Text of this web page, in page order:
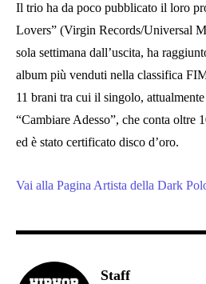
Il trio ha da poco pubblicato il loro
Lovers” (Virgin Records/Universal
sola settimana dall’uscita, ha
album più venduti nella classifica
11 brani tra cui il singolo,
“Cambiare Adesso”, che conta oltre
ed è stato certificato disco d’oro.
Vai alla Pagina Artista della Dark
Staff